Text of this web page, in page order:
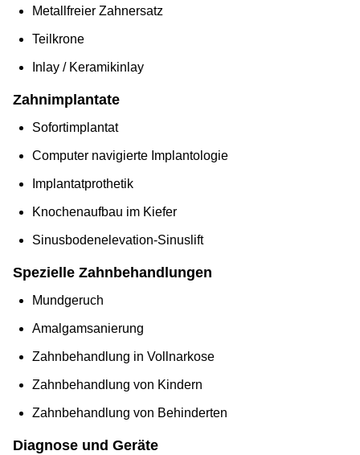
Metallfreier Zahnersatz
Teilkrone
Inlay / Keramikinlay
Zahnimplantate
Sofortimplantat
Computer navigierte Implantologie
Implantatprothetik
Knochenaufbau im Kiefer
Sinusbodenelevation-Sinuslift
Spezielle Zahnbehandlungen
Mundgeruch
Amalgamsanierung
Zahnbehandlung in Vollnarkose
Zahnbehandlung von Kindern
Zahnbehandlung von Behinderten
Diagnose und Geräte